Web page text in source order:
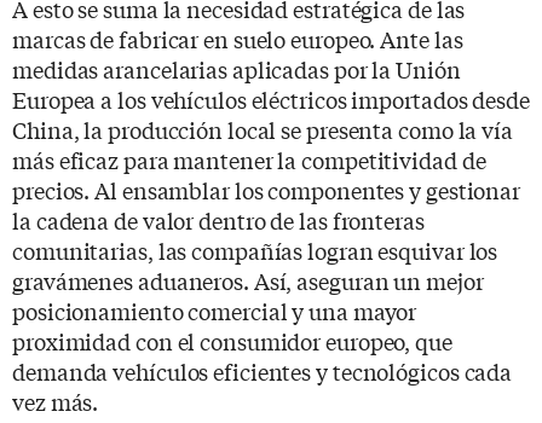
A esto se suma la necesidad estratégica de las
marcas de fabricar en suelo europeo. Ante las
medidas arancelarias aplicadas por la Unión
Europea a los vehículos eléctricos importados desde
China, la producción local se presenta como la vía
más eficaz para mantener la competitividad de
precios. Al ensamblar los componentes y gestionar
la cadena de valor dentro de las fronteras
comunitarias, las compañías logran esquivar los
gravámenes aduaneros. Así, aseguran un mejor
posicionamiento comercial y una mayor
proximidad con el consumidor europeo, que
demanda vehículos eficientes y tecnológicos cada
vez más.